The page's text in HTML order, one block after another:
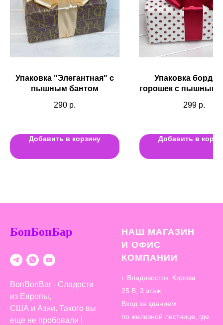
Упаковка "Элегантная" с
пышным бантом
290 р.
Добавить в корзину
Упаковка
горошек с пышным
299 р.
Добавить в
БонБонБар
BonBonBar - Сладости
из Европы,
США и Азии. Такого вы
еще не пробовали !
НАШ МАГАЗИН
И ОФИС
КОМПАНИИ
г. Владивосток. Кирова
25 В, 3 этаж
Вход за зданием
по железной лестнице, где